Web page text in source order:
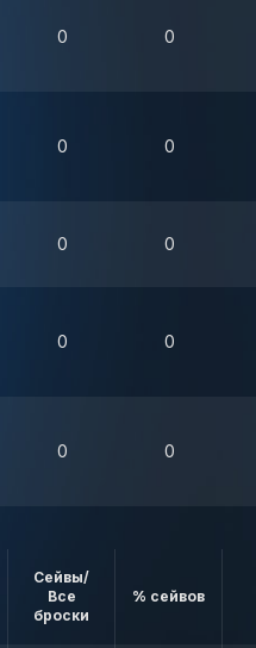
0 0
0 0
0 0
0 0
0 0
Сейвы/
Все
броски
% сейвов